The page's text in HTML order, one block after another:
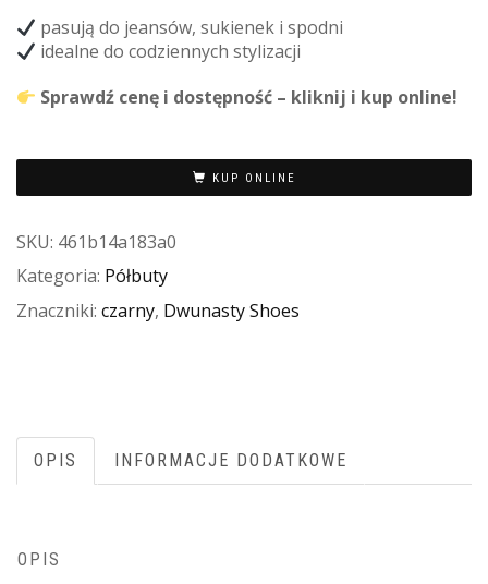
pasują do jeansów, sukienek i spodni
idealne do codziennych stylizacji
Sprawdź cenę i dostępność – kliknij i kup online!
KUP ONLINE
SKU: 461b14a183a0
Kategoria: Półbuty
Znaczniki: czarny, Dwunasty Shoes
OPIS INFORMACJE DODATKOWE
OPIS